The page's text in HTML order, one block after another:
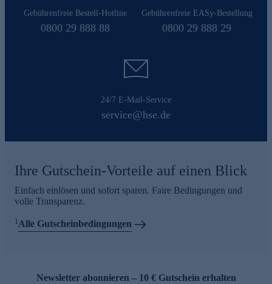
Gebührenfreie Bestell-Hotline
0800 29 888 88
Gebührenfreie EASy-Bestellung
0800 29 888 29
24/7 E-Mail-Service
service@hse.de
Ihre Gutschein-Vorteile auf einen Blick
Einfach einlösen und sofort sparen. Faire Bedingungen und
volle Transparenz.
1Alle Gutscheinbedingungen
Newsletter abonnieren – 10 € Gutschein erhalten